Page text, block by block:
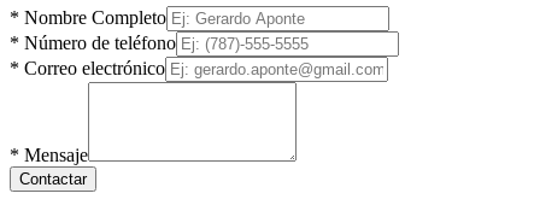
* Nombre Completo
* Número de teléfono
* Correo electrónico
* Mensaje
Contactar